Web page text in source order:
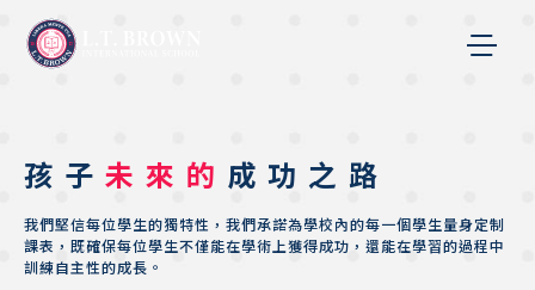
孩子 未來的 成功之路
我們堅信每位學生的獨特性，我們承諾為學校內的每一個學生量身定制
課表，既確保每位學生不僅能在學術上獲得成功，還能在學習的過程中
訓練自主性的成長。